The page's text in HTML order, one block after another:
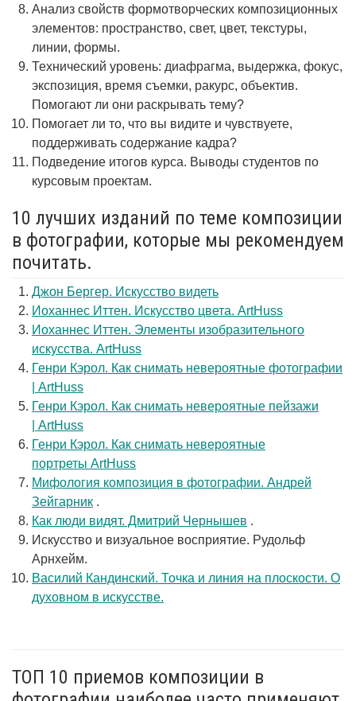
Анализ свойств формотворческих композиционных
элементов: пространство, свет, цвет, текстуры,
линии, формы.
Технический уровень: диафрагма, выдержка, фокус,
экспозиция, время съемки, ракурс, объектив.
Помогают ли они раскрывать тему?
Помогает ли то, что вы видите и чувствуете,
поддерживать содержание кадра?
Подведение итогов курса. Выводы студентов по
курсовым проектам.
10 лучших изданий по теме композиции
в фотографии, которые мы рекомендуем
почитать.
Джон Бергер. Искусство видеть
Иоханнес Иттен. Искусство цвета. ArtHuss
Иоханнес Иттен. Элементы изобразительного
искусства. ArtHuss
Генри Кэрол. Как снимать невероятные фотографии
| ArtHuss
Генри Кэрол. Как снимать невероятные пейзажи
| ArtHuss
Генри Кэрол. Как снимать невероятные
портреты ArtHuss
Мифология композиция в фотографии. Андрей
Зейгарник .
Как люди видят. Дмитрий Чернышев .
Искусство и визуальное восприятие. Рудольф
Арнхейм.
Василий Кандинский. Точка и линия на плоскости. О
духовном в искусстве.
ТОП 10 приемов композиции в